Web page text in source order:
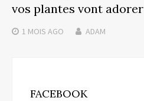
vos plantes vont adorer
1 MOIS AGO ADAM
FACEBOOK